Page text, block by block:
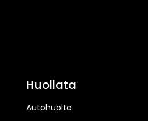
Huollata
Autohuolto